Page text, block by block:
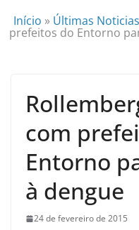
Início » Últimas Noticias
prefeitos do Entorno
com
Entorno
à dengue
24 de fevereiro de 2015